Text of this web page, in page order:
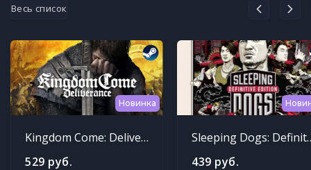
Весь список
Новинка
Kingdom Come: Deliverance
529 руб.
Sleeping
439 руб.